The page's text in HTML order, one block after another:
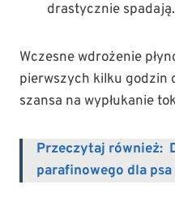
drastycznie spadają.
Wczesne wdrożenie
pierwszych kilku godzin
szansa na wypłukanie
Przeczytaj również:
parafinowego dla psa